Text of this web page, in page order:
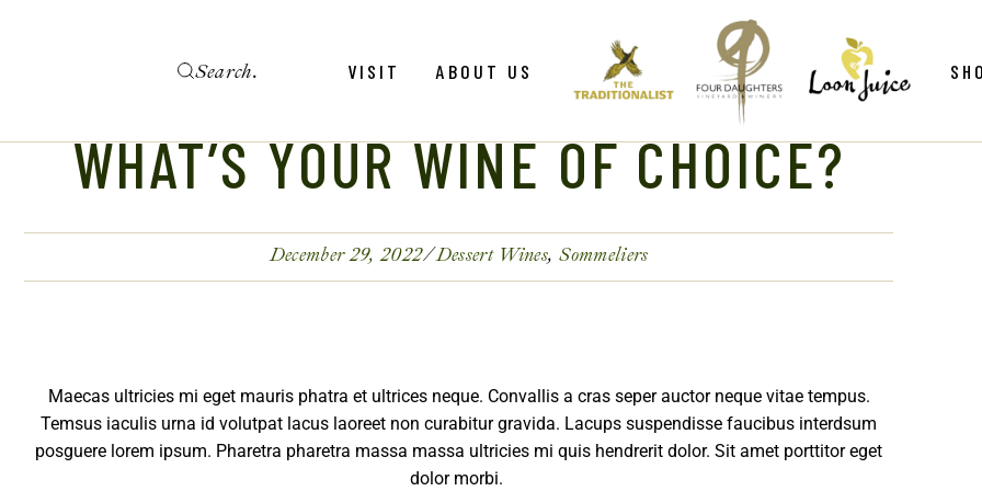
VISIT
Calendar
Weddings
ABOUT US
Gallery
Menu
Weddings
Hold An Event
Reviews
WHAT’S YOUR WINE OF CHOICE?
December 29, 2022 Dessert Wines Sommeliers
Maecas ultricies mi eget mauris phatra et ultrices neque. Convallis a cras seper auctor neque vitae tempus.
Temsus iaculis urna id volutpat lacus laoreet non curabitur gravida. Lacups suspendisse faucibus interdsum
posguere lorem ipsum. Pharetra pharetra massa massa ultricies mi quis hendrerit dolor. Sit amet porttitor eget
dolor morbi.